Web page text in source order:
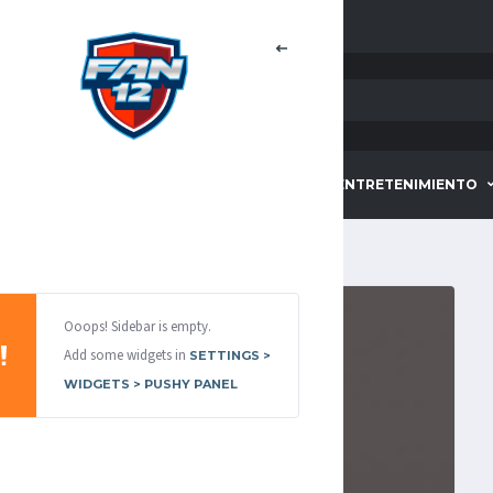
ENTRETENIMIENTO
Ooops! Sidebar is empty.
Add some widgets in SETTINGS >
WIDGETS > PUSHY PANEL